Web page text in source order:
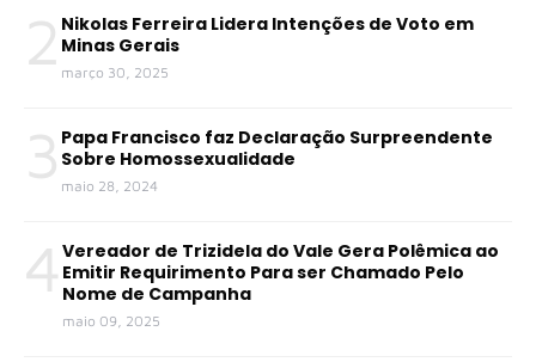
2 Nikolas Ferreira Lidera Intenções de Voto em
Minas Gerais
março 30, 2025
3 Papa Francisco faz Declaração Surpreendente
Sobre Homossexualidade
maio 28, 2024
4 Vereador de Trizidela do Vale Gera Polêmica ao
Emitir Requirimento Para ser Chamado Pelo
Nome de Campanha
maio 09, 2025